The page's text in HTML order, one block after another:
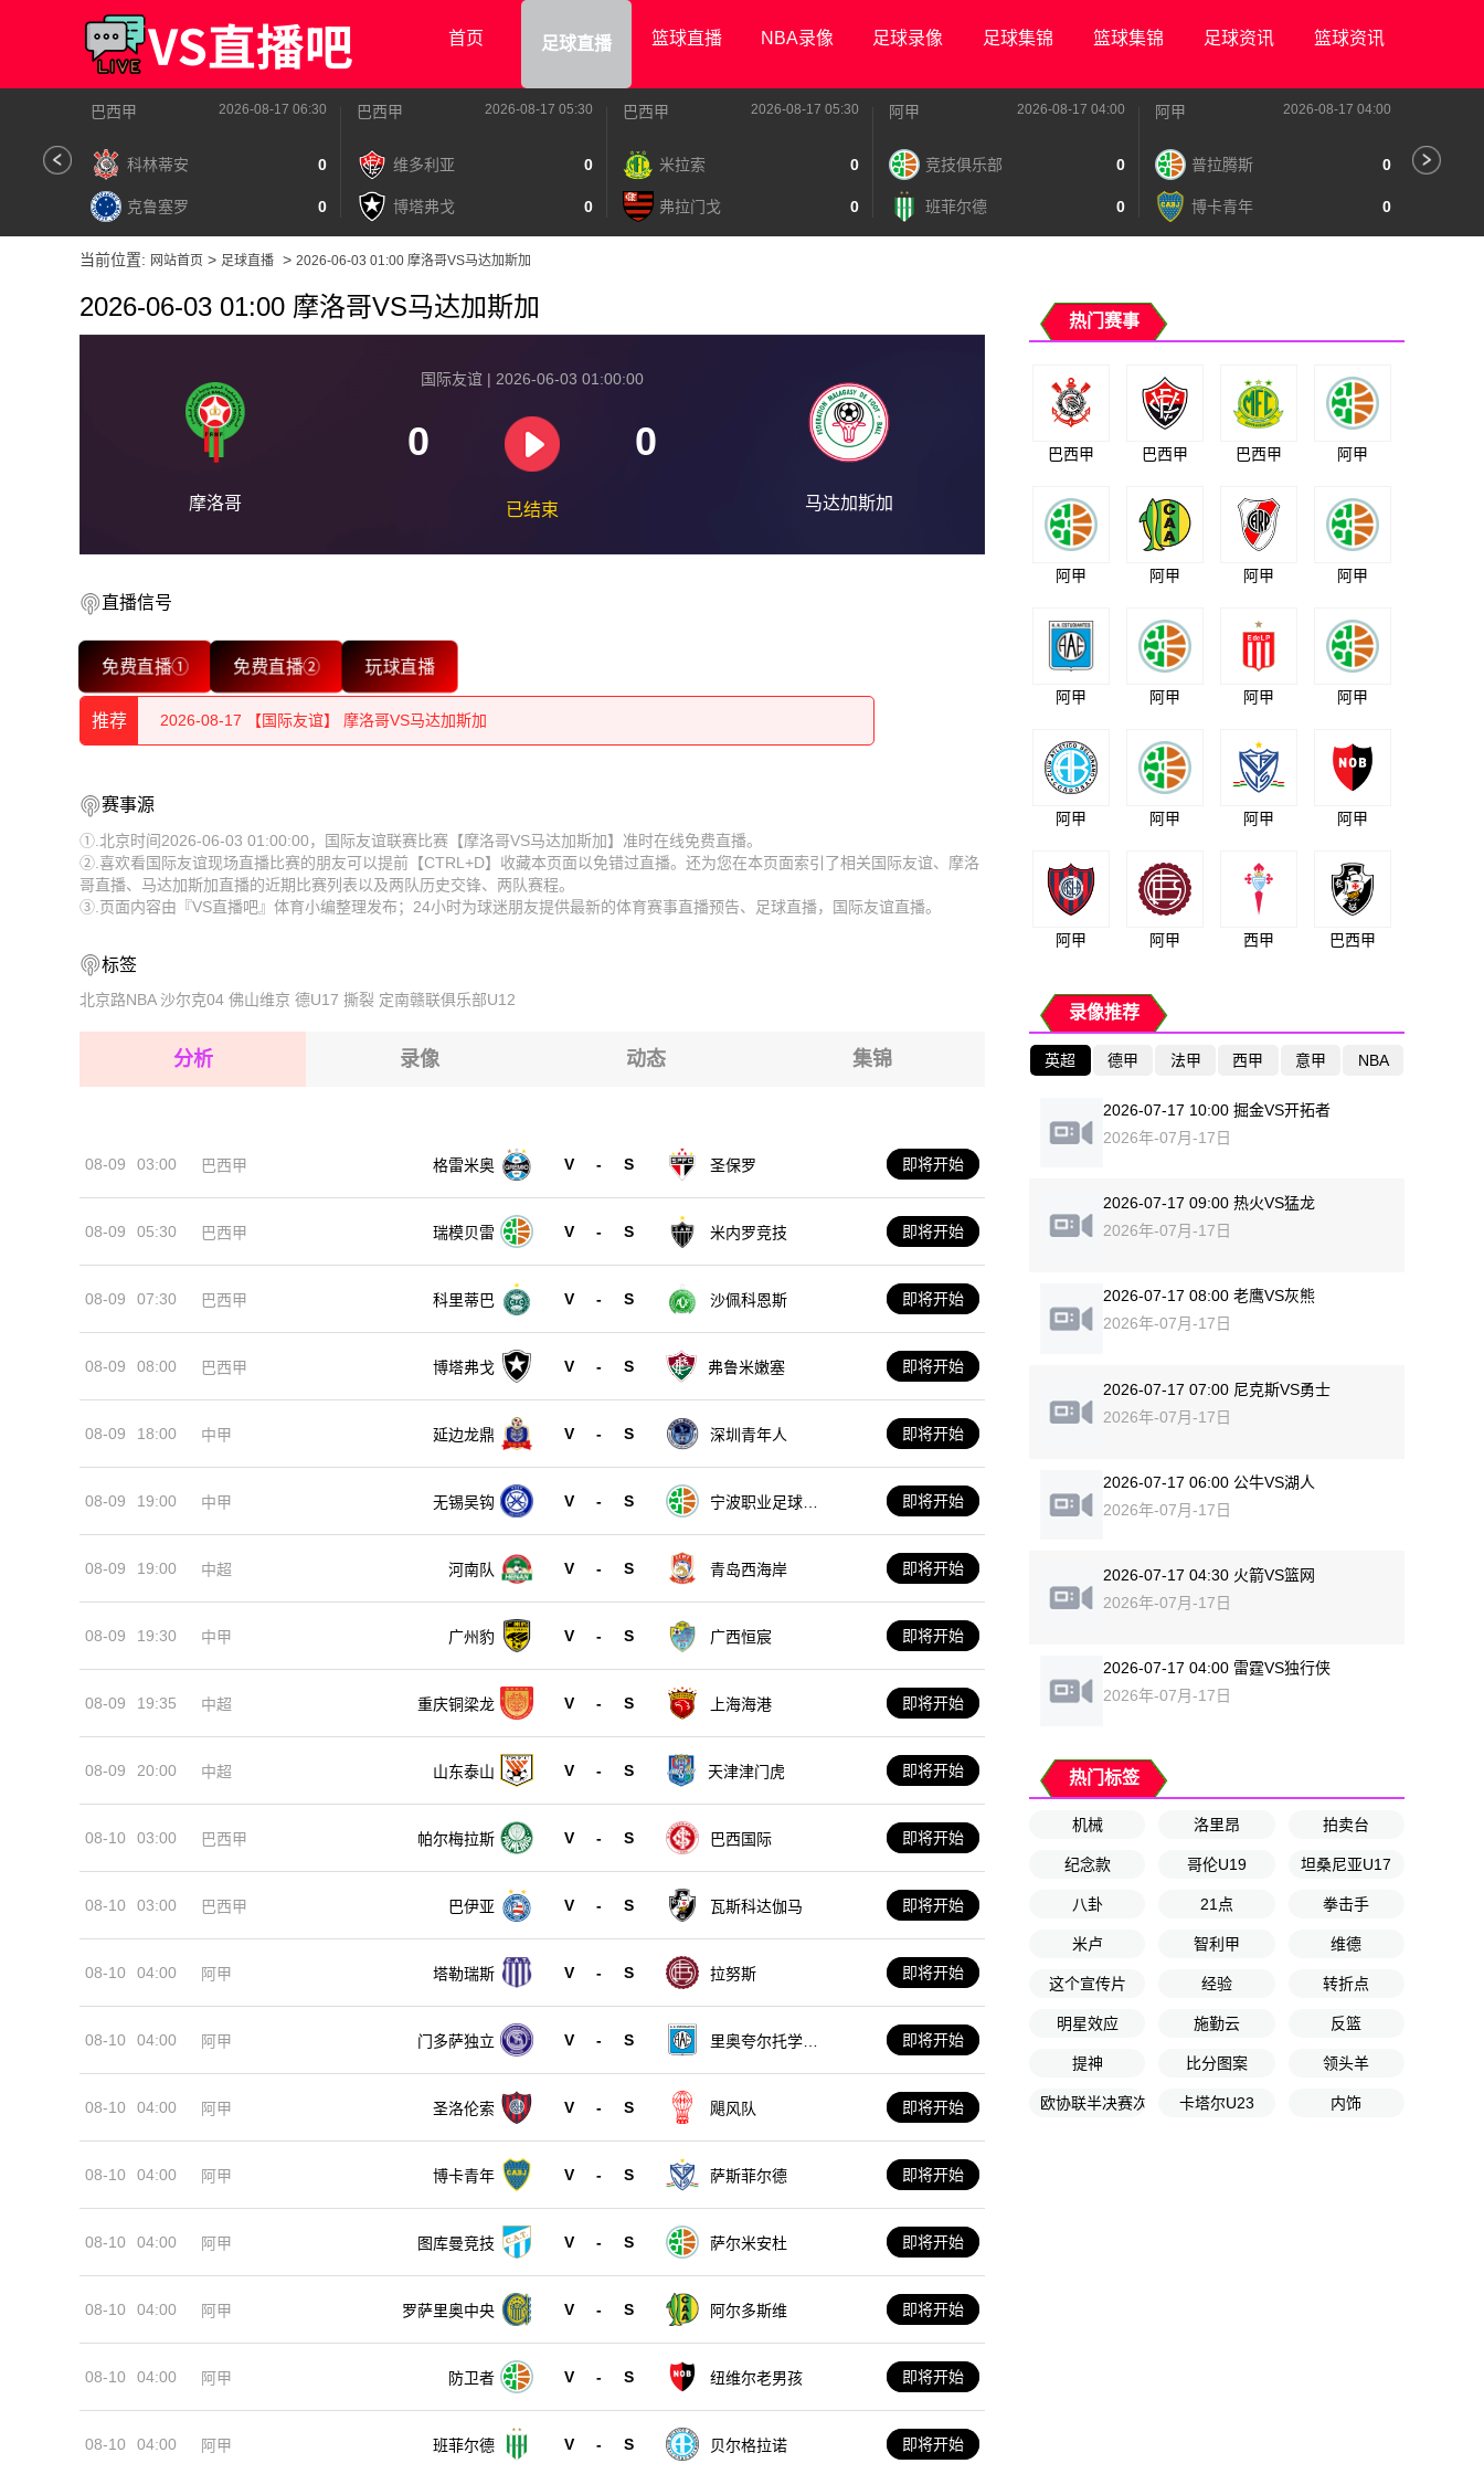
首页 足球直播 篮球直播 NBA录像 足球录像 足球集锦 篮球集锦 足球资讯 篮球资讯
巴西甲 2026-08-17 06:30
科林蒂安 0
克鲁塞罗 0
巴西甲 2026-08-17 05:30
维多利亚 0
博塔弗戈 0
巴西甲 2026-08-17 05:30
米拉索 0
弗拉门戈 0
阿甲 2026-08-17 04:00
竞技俱乐部 0
班菲尔德 0
阿甲 2026-08-17 04:00
普拉腾斯 0
博卡青年 0
当前位置: 网站首页 > 足球直播 > 2026-06-03 01:00 摩洛哥VS马达加斯加
2026-06-03 01:00 摩洛哥VS马达加斯加
摩洛哥
国际友谊 | 2026-06-03 01:00:00
0 0
已结束 马达加斯加
直播信号
免费直播① 免费直播② 玩球直播
推荐
2026-08-17 【国际友谊】 摩洛哥VS马达加斯加
2026-08-17 【国际友谊】 摩洛哥VS马达加斯加
2026-08-17 【国际友谊】 摩洛哥VS马达加斯加
2026-08-17 【国际友谊】 摩洛哥VS马达加斯加
2026-08-17 【国际友谊】 摩洛哥VS马达加斯加
2026-08-17 【国际友谊】 摩洛哥VS马达加斯加
2026-08-17 【国际友谊】 摩洛哥VS马达加斯加
2026-08-17 【国际友谊】 摩洛哥VS马达加斯加
2026-08-17 【国际友谊】 摩洛哥VS马达加斯加
2026-08-17 【国际友谊】 摩洛哥VS马达加斯加
2026-08-17 【国际友谊】 摩洛哥VS马达加斯加
赛事源
①.北京时间2026-06-03 01:00:00，国际友谊联赛比赛【摩洛哥VS马达加斯加】准时在线免费直播。
②.喜欢看国际友谊现场直播比赛的朋友可以提前【CTRL+D】收藏本页面以免错过直播。还为您在本页面索引了相关国际友谊、摩洛
哥直播、马达加斯加直播的近期比赛列表以及两队历史交锋、两队赛程。
③.页面内容由『VS直播吧』体育小编整理发布；24小时为球迷朋友提供最新的体育赛事直播预告、足球直播，国际友谊直播。
标签
北京路NBA 沙尔克04 佛山维京 德U17 撕裂 定南赣联俱乐部U12
分析 录像 动态 集锦
08-09 03:00 巴西甲 格雷米奥 V - S 圣保罗 即将开始
08-09 05:30 巴西甲 瑞模贝雷 V - S 米内罗竞技 即将开始
08-09 07:30 巴西甲 科里蒂巴 V - S 沙佩科恩斯 即将开始
08-09 08:00 巴西甲 博塔弗戈 V - S 弗鲁米嫩塞 即将开始
08-09 18:00 中甲 延边龙鼎 V - S 深圳青年人 即将开始
08-09 19:00 中甲 无锡吴钩 V - S
宁波职业足球俱
即将开始
08-09 19:00 中超 河南队 V - S 青岛西海岸 即将开始
08-09 19:30 中甲 广州豹 V - S 广西恒宸 即将开始
08-09 19:35 中超 重庆铜梁龙 V - S 上海海港 即将开始
08-09 20:00 中超 山东泰山 V - S 天津津门虎 即将开始
08-10 03:00 巴西甲 帕尔梅拉斯 V - S 巴西国际 即将开始
08-10 03:00 巴西甲 巴伊亚 V - S 瓦斯科达伽马 即将开始
08-10 04:00 阿甲 塔勒瑞斯 V - S 拉努斯 即将开始
08-10 04:00 阿甲 门多萨独立 V - S
里奥夸尔托学生
即将开始
08-10 04:00 阿甲 圣洛伦索 V - S 飓风队 即将开始
08-10 04:00 阿甲 博卡青年 V - S 萨斯菲尔德 即将开始
08-10 04:00 阿甲 图库曼竞技 V - S 萨尔米安杜 即将开始
08-10 04:00 阿甲 罗萨里奥中央 V - S 阿尔多斯维 即将开始
08-10 04:00 阿甲 防卫者 V - S 纽维尔老男孩 即将开始
08-10 04:00 阿甲 班菲尔德 V - S 贝尔格拉诺 即将开始
热门赛事
巴西甲 巴西甲 巴西甲 阿甲
阿甲 阿甲 阿甲 阿甲
阿甲 阿甲 阿甲 阿甲
阿甲 阿甲 阿甲 阿甲
阿甲 阿甲 西甲 巴西甲
录像推荐
英超 德甲 法甲 西甲 意甲 NBA
2026-07-17 10:00 掘金VS开拓者
2026年-07月-17日
2026-07-17 09:00 热火VS猛龙
2026年-07月-17日
2026-07-17 08:00 老鹰VS灰熊
2026年-07月-17日
2026-07-17 07:00 尼克斯VS勇士
2026年-07月-17日
2026-07-17 06:00 公牛VS湖人
2026年-07月-17日
2026-07-17 04:30 火箭VS篮网
2026年-07月-17日
2026-07-17 04:00 雷霆VS独行侠
2026年-07月-17日
热门标签
机械 洛里昂 拍卖台
纪念款 哥伦U19 坦桑尼亚U17
八卦 21点 拳击手
米卢 智利甲 维德
这个宣传片 经验 转折点
明星效应 施勤云 反篮
提神 比分图案 领头羊
欧协联半决赛次回合 卡塔尔U23 内饰